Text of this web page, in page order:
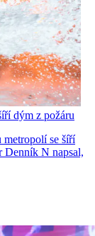
dým z požáru
se šíří
Denník N napsal,